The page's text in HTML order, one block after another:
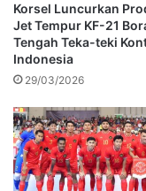
Korsel Luncurkan
Jet Tempur KF-21
Tengah Teka-teki
Indonesia
29/03/2026